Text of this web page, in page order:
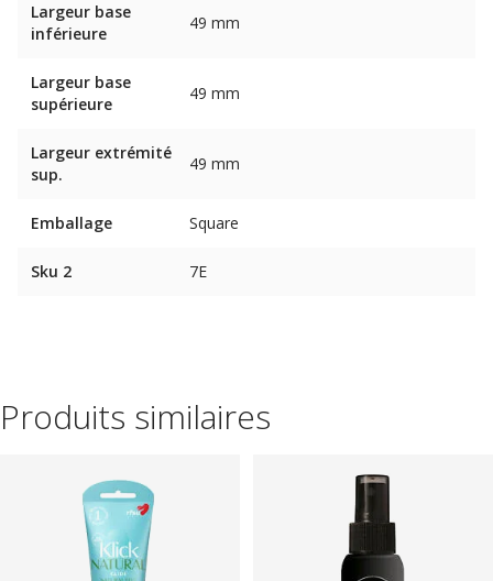
Largeur base
inférieure
49 mm
Largeur base
supérieure
49 mm
Largeur extrémité
sup.
49 mm
Emballage Square
Sku 2 7E
Produits similaires